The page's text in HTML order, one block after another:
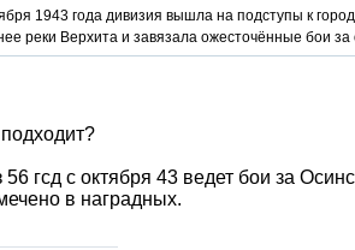
1943 года дивизия вышла на подступы к
реки Верхита и завязала ожесточённые бои
56 гсд с октября 43 ведет бои за
в наградных.